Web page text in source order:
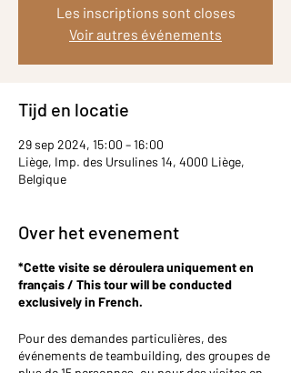
Les inscriptions sont closes
Voir autres événements
Tijd en locatie
29 sep 2024, 15:00 – 16:00
Liège, Imp. des Ursulines 14, 4000 Liège,
Belgique
Over het evenement
*Cette visite se déroulera uniquement en
français / This tour will be conducted
exclusively in French.
Pour des demandes particulières, des
événements de teambuilding, des groupes de